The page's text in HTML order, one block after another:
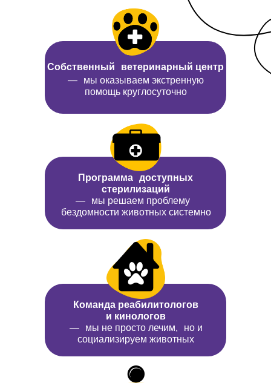
— мы не просто лечим, но и
социализируем животных
Команда реабилитологов
и кинологов
— мы оказываем экстренную
помощь круглосуточно
Собственный ветеринарный центр
Программа доступных
стерилизаций
— мы решаем проблему
бездомности животных системно